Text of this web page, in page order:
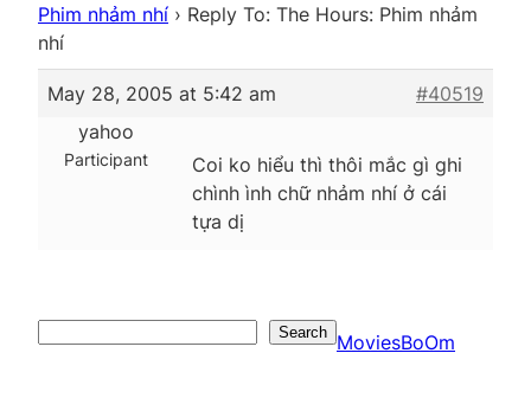
Phim nhảm nhí › Reply To: The Hours: Phim nhảm
nhí
May 28, 2005 at 5:42 am
#40519
yahoo
Participant
Coi ko hiểu thì thôi mắc gì ghi
chình ình chữ nhảm nhí ở cái
tựa dị
Search MoviesBoOm